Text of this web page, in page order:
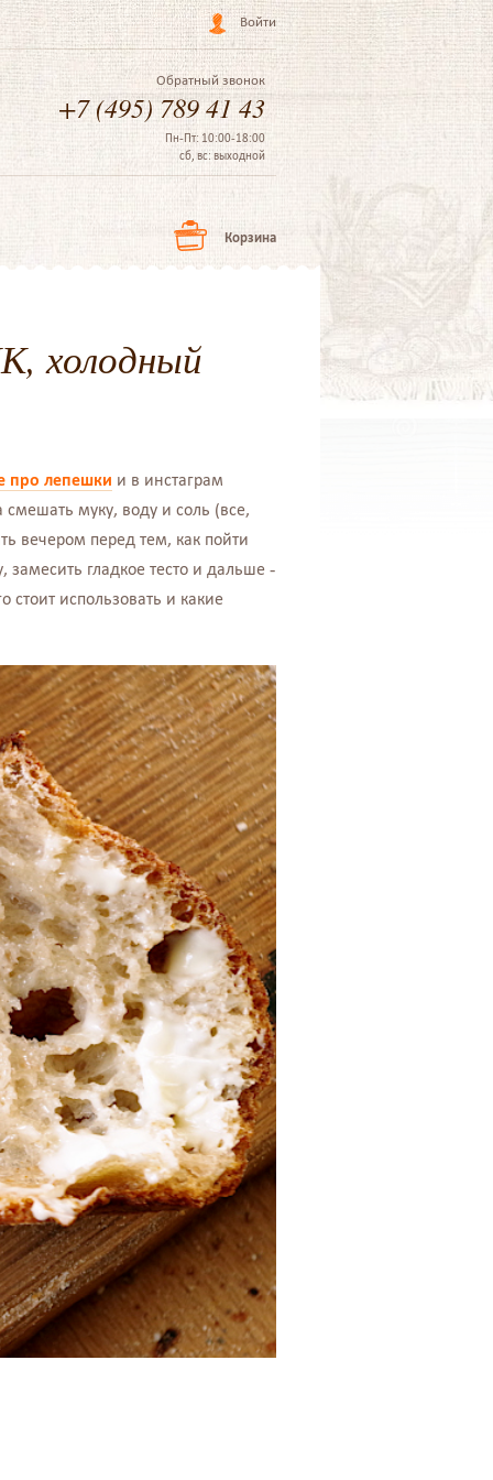
Войти
Обратный звонок
+7 (495) 789 41 43
Пн-Пт: 10:00-18:00
сб, вс: выходной
Корзина
холодный
про лепешки и в инстаграм
смешать муку, воду и соль (все,
вечером перед тем, как пойти
замесить гладкое тесто и дальше -
использовать и какие